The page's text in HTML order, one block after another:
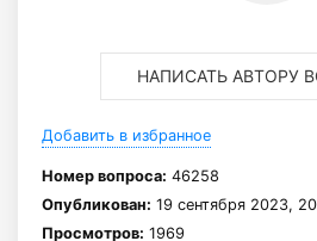
НАПИСАТЬ АВТОРУ
Добавить в избранное
Номер вопроса: 46258
Опубликован: 19 сентября 2023,
Просмотров: 1969